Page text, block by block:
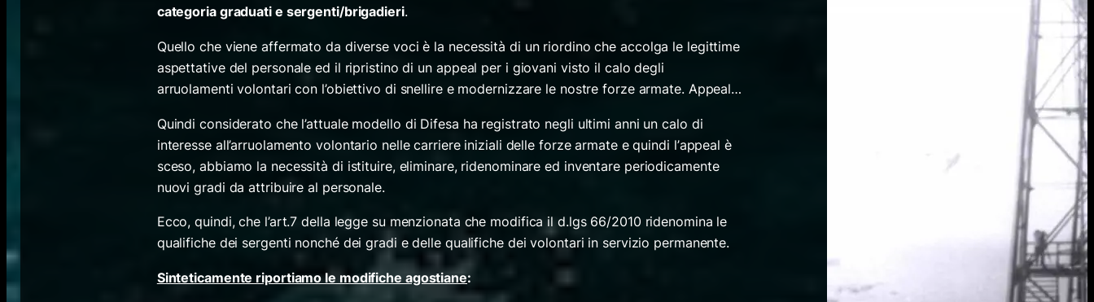
categoria graduati e sergenti/brigadieri.
Quello che viene affermato da diverse voci è la necessità di un riordino che accolga le legittime
aspettative del personale ed il ripristino di un appeal per i giovani visto il calo degli
arruolamenti volontari con l’obiettivo di snellire e modernizzare le nostre forze armate. Appeal…
Quindi considerato che l’attuale modello di Difesa ha registrato negli ultimi anni un calo di
interesse all’arruolamento volontario nelle carriere iniziali delle forze armate e quindi l’appeal è
sceso, abbiamo la necessità di istituire, eliminare, ridenominare ed inventare periodicamente
nuovi gradi da attribuire al personale.
Ecco, quindi, che l’art.7 della legge su menzionata che modifica il d.lgs 66/2010 ridenomina le
qualifiche dei sergenti nonché dei gradi e delle qualifiche dei volontari in servizio permanente.
Sinteticamente riportiamo le modifiche agostiane: